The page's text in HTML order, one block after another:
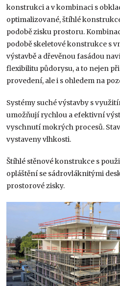
konstrukci a v kombinaci s
optimalizované, štíhlé
podobě zisku prostoru.
podobě skeletové konstrukce s
výstavbě a dřevěnou fasádou
flexibilitu půdorysu, a to nejen
provedení, ale i s ohledem na
Systémy suché výstavby s
umožňují rychlou a efektivní
vyschnutí mokrých procesů.
vystaveny vlhkosti.
Štíhlé stěnové konstrukce s
opláštění se sádrovláknitými
prostorové zisky.